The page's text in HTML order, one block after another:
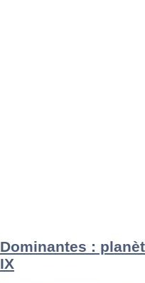
Dominantes :
IX